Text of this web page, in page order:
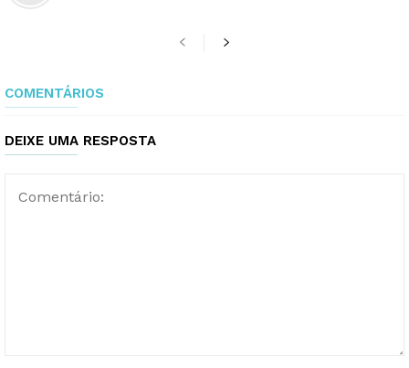
COMENTÁRIOS
DEIXE UMA RESPOSTA